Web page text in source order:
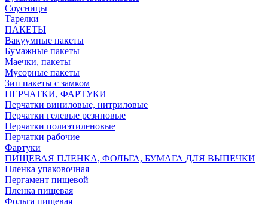
Соусницы
Тарелки
ПАКЕТЫ
Вакуумные пакеты
Бумажные пакеты
Маечки, пакеты
Мусорные пакеты
Зип пакеты с замком
ПЕРЧАТКИ, ФАРТУКИ
Перчатки виниловые, нитриловые
Перчатки гелевые резиновые
Перчатки полиэтиленовые
Перчатки рабочие
Фартуки
ПИЩЕВАЯ ПЛЕНКА, ФОЛЬГА, БУМАГА ДЛЯ ВЫПЕЧКИ
Пленка упаковочная
Пергамент пищевой
Пленка пищевая
Фольга пищевая